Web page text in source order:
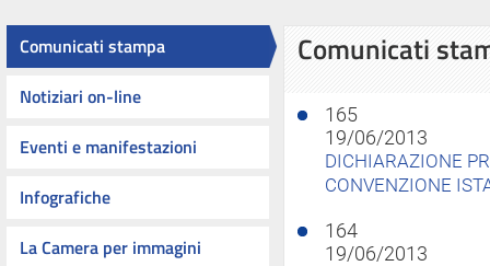
Comunicati stampa
Notiziari on-line
Eventi e manifestazioni
Infografiche
La Camera per immagini
Comunicati
165
19/06/2013
DICHIARAZIONE
CONVENZIONE
164
19/06/2013